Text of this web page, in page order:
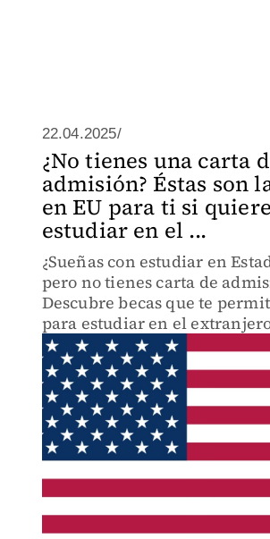
22.04.2025/
¿No tienes una carta
admisión? Éstas son
en EU para ti si
estudiar en el ...
¿Sueñas con estudiar en
pero no tienes carta de
Descubre becas que te
para estudiar en el